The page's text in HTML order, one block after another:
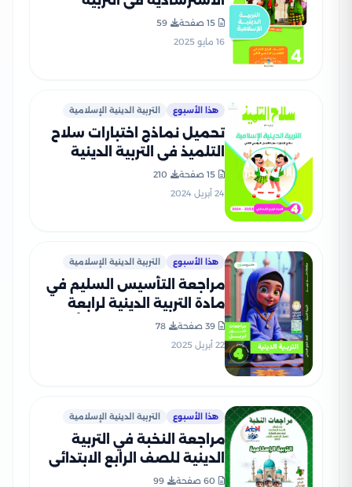
الدينية لرابعة ابتدائي الترم
الثاني PDF بالاجابات
15 صفحة
59
16 مايو 2025
هذا الأسبوع التربية الدينية الإسلامية
تحميل نماذج اختبارات سلاح
التلميذ في التربية الدينية
الاسلامية للصف الرابع
الابتدائي مع إجاباتها
15 صفحة
210
24 أبريل 2024
هذا الأسبوع التربية الدينية الإسلامية
مراجعة التأسيس السليم في
مادة التربية الدينية لرابعة
بصيغة PDF
39 صفحة
78
22 أبريل 2025
هذا الأسبوع التربية الدينية الإسلامية
مراجعة النخبة في التربية
الدينية للصف الرابع الابتدائي
الترم الثاني بالاجابات PDF
60 صفحة
99